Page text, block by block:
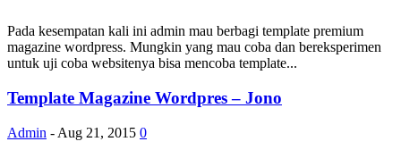
Pada kesempatan kali ini admin mau berbagi template premium
magazine wordpress. Mungkin yang mau coba dan bereksperimen
untuk uji coba websitenya bisa mencoba template...
Template Magazine Wordpres – Jono
Admin - Aug 21, 2015 0